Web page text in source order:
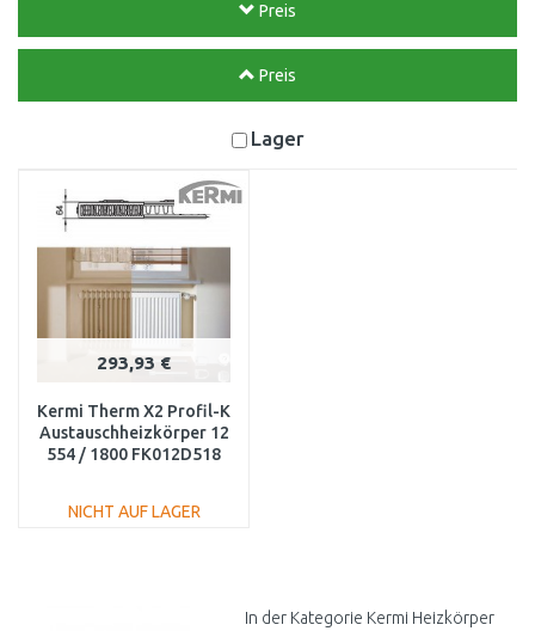
Preis
Preis
Lager
293,93 €
Kermi Therm X2 Profil-K
Austauschheizkörper 12
554 / 1800 FK012D518
NICHT AUF LAGER
In der Kategorie Kermi Heizkörper